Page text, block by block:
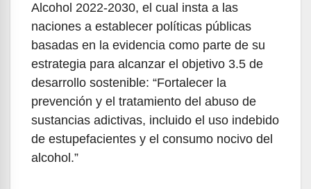
Alcohol 2022-2030, el cual insta a las
naciones a establecer políticas públicas
basadas en la evidencia como parte de su
estrategia para alcanzar el objetivo 3.5 de
desarrollo sostenible: “Fortalecer la
prevención y el tratamiento del abuso de
sustancias adictivas, incluido el uso indebido
de estupefacientes y el consumo nocivo del
alcohol.”